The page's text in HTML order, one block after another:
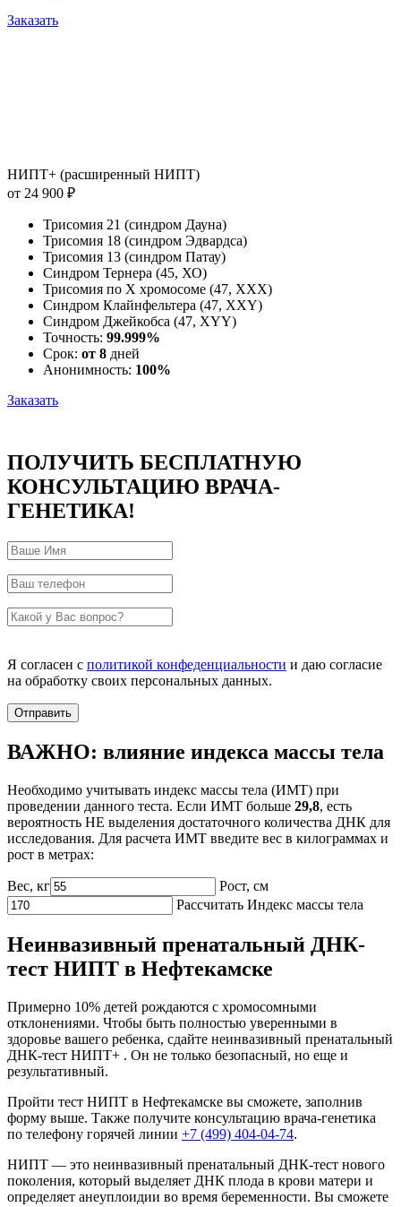
Заказать
НИПТ+ (расширенный НИПТ)
от 24 900 ₽
Трисомия 21 (синдром Дауна)
Трисомия 18 (синдром Эдвардса)
Трисомия 13 (синдром Патау)
Синдром Тернера (45, ХО)
Трисомия по Х хромосоме (47, ХХХ)
Синдром Клайнфельтера (47, ХХY)
Синдром Джейкобса (47, ХYY)
Точность: 99.999%
Срок: от 8 дней
Анонимность: 100%
Заказать
ПОЛУЧИТЬ БЕСПЛАТНУЮ
КОНСУЛЬТАЦИЮ ВРАЧА-
ГЕНЕТИКА!
Я согласен с политикой конфеденциальности и даю согласие
на обработку своих персональных данных.
ВАЖНО: влияние индекса массы тела
Необходимо учитывать индекс массы тела (ИМТ) при
проведении данного теста. Если ИМТ больше 29,8, есть
вероятность НЕ выделения достаточного количества ДНК для
исследования. Для расчета ИМТ введите вес в килограммах и
рост в метрах:
Вес, кг
Рост, cм
Рассчитать Индекс массы тела
Неинвазивный пренатальный ДНК-
тест НИПТ в Нефтекамске
Примерно 10% детей рождаются с хромосомными
отклонениями. Чтобы быть полностью уверенными в
здоровье вашего ребенка, сдайте неинвазивный пренатальный
ДНК-тест НИПТ+ . Он не только безопасный, но еще и
результативный.
Пройти тест НИПТ в Нефтекамске вы сможете, заполнив
форму выше. Также получите консультацию врача-генетика
по телефону горячей линии +7 (499) 404-04-74.
НИПТ — это неинвазивный пренатальный ДНК-тест нового
поколения, который выделяет ДНК плода в крови матери и
определяет анеуплоидии во время беременности. Вы сможете